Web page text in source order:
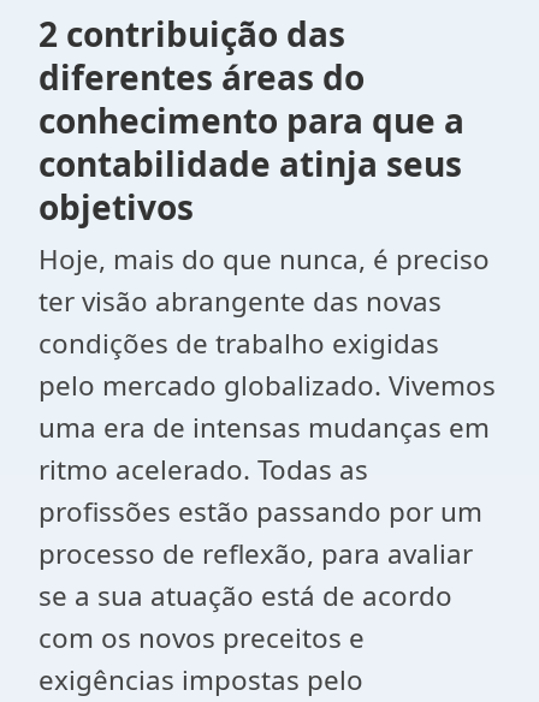
2 contribuição das
diferentes áreas do
conhecimento para que a
contabilidade atinja seus
objetivos
Hoje, mais do que nunca, é preciso
ter visão abrangente das novas
condições de trabalho exigidas
pelo mercado globalizado. Vivemos
uma era de intensas mudanças em
ritmo acelerado. Todas as
profissões estão passando por um
processo de reflexão, para avaliar
se a sua atuação está de acordo
com os novos preceitos e
exigências impostas pelo